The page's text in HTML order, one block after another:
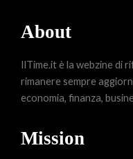
About
IlTime.it è la webzine di
rimanere sempre
economia, finanza,
Mission